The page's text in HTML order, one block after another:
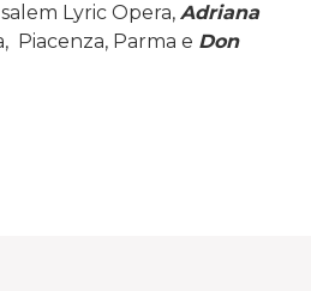
Lyric Opera, Adriana
Piacenza, Parma e Don